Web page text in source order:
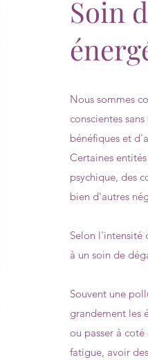
Soin
Nous sommes
conscientes
bénéfiques et
Certaines
psychique, des
bien d'autres
Selon l'intensité
à un soin de
Souvent une
grandement les
ou passer à
fatigue, avoir